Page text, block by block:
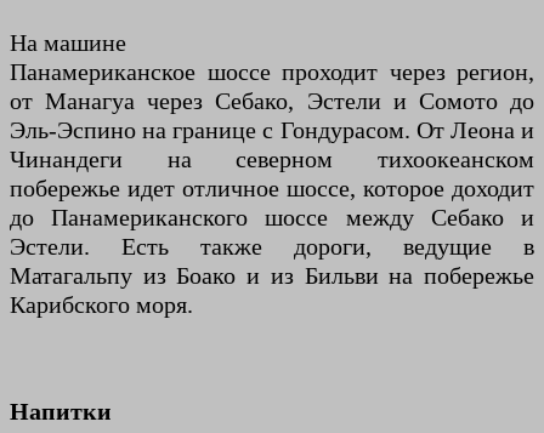
На машине
Панамериканское шоссе проходит через регион,
от Манагуа через Себако, Эстели и Сомото до
Эль-Эспино на границе с Гондурасом. От Леона и
Чинандеги на северном тихоокеанском
побережье идет отличное шоссе, которое доходит
до Панамериканского шоссе между Себако и
Эстели. Есть также дороги, ведущие в
Матагальпу из Боако и из Бильви на побережье
Карибского моря.
Напитки